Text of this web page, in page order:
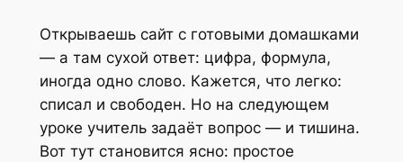
Открываешь сайт с готовыми домашками
— а там сухой ответ: цифра, формула,
иногда одно слово. Кажется, что легко:
списал и свободен. Но на следующем
уроке учитель задаёт вопрос — и тишина.
Вот тут становится ясно: простое